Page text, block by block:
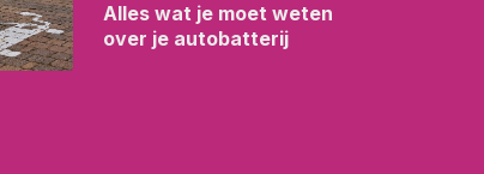
Alles wat je moet weten
over je autobatterij